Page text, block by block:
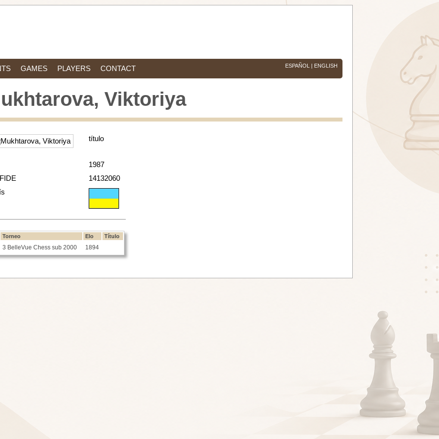
GAMES PLAYERS CONTACT ESPAÑOL | ENGLISH
Viktoriya
título
1987
14132060
Torneo Elo Título
3 BelleVue Chess sub 2000 1894